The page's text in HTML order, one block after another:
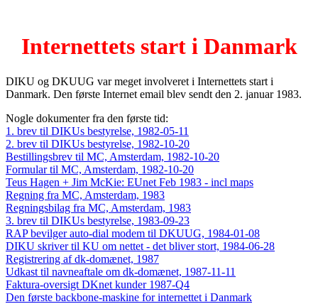
Internettets start i Danmark
DIKU og DKUUG var meget involveret i Internettets start i
Danmark. Den første Internet email blev sendt den 2. januar 1983.
Nogle dokumenter fra den første tid:
1. brev til DIKUs bestyrelse, 1982-05-11
2. brev til DIKUs bestyrelse, 1982-10-20
Bestillingsbrev til MC, Amsterdam, 1982-10-20
Formular til MC, Amsterdam, 1982-10-20
Teus Hagen + Jim McKie: EUnet Feb 1983 - incl maps
Regning fra MC, Amsterdam, 1983
Regningsbilag fra MC, Amsterdam, 1983
3. brev til DIKUs bestyrelse, 1983-09-23
RAP bevilger auto-dial modem til DKUUG, 1984-01-08
DIKU skriver til KU om nettet - det bliver stort, 1984-06-28
Registrering af dk-domænet, 1987
Udkast til navneaftale om dk-domænet, 1987-11-11
Faktura-oversigt DKnet kunder 1987-Q4
Den første backbone-maskine for internettet i Danmark